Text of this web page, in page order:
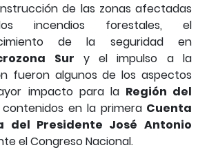
de las zonas afectadas
incendios forestales, el
de la seguridad en
Sur y el impulso a la
fueron algunos de los aspectos
impacto para la Región del
contenidos en la primeraCuenta
del Presidente José Antonio
el Congreso Nacional.